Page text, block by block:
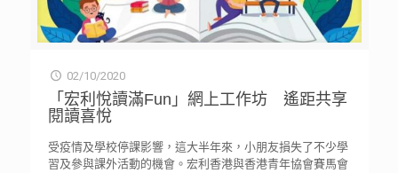
02/10/2020
「宏利悅讀滿Fun」網上工作坊 遙距共享
閱讀喜悅
受疫情及學校停課影響，這大半年來，小朋友損失了不少學
習及參與課外活動的機會。宏利香港與香港青年協會賽馬會